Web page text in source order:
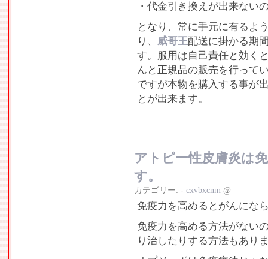
・代金引き換えが出来ない
となり、常に手元に有るよ
り、 威哥王配送に掛かる期
す。服用は自己責任と効く
んと正規品の販売を行って
ですが本物を購入する事が
とが出来ます。
アトピー性皮膚炎は
す。
カテゴリー: - cxvbxcnm @
免疫力を高めるとがんにな
免疫力を高める方法がない
り治したりする方法もあり